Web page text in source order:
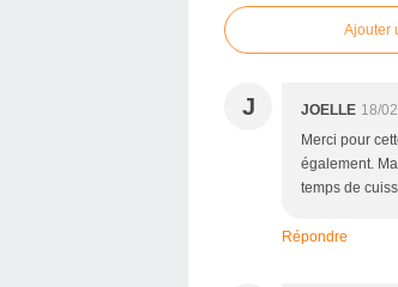
Ajouter
J JOELLE 18/
Merci pour
également.
temps de
Répondre